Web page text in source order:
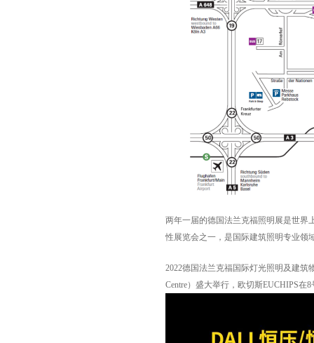
两年一届的德国法兰克福照明展是世界
性展览会之一，是国际建筑照明专业领
2022德国法兰克福国际灯光照明及建筑
Centre）盛大举行，欧切斯EUCHIPS